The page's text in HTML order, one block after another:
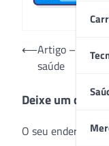
Navegação
Post
⟵Artigo – Como
saúde
Deixe um
O seu endereço